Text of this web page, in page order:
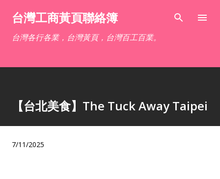
跳到主要內容
台灣工商黃頁聯絡簿
台灣各行各業，台灣黃頁，台灣百工百業。
【台北美食】The Tuck Away Taipei
7/11/2025